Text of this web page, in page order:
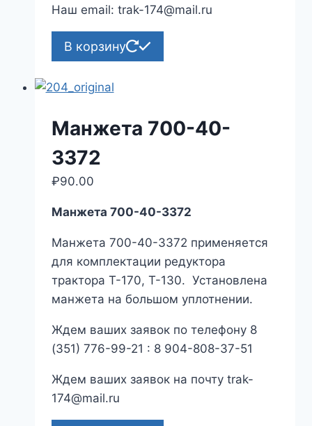
Наш email: trak-174@mail.ru
В корзину
Манжета 700-40-
3372
₽90.00
Манжета 700-40-3372
Манжета 700-40-3372 применяется
для комплектации редуктора
трактора Т-170, Т-130. Установлена
манжета на большом уплотнении.
Ждем ваших заявок по телефону 8
(351) 776-99-21 : 8 904-808-37-51
Ждем ваших заявок на почту trak-
174@mail.ru